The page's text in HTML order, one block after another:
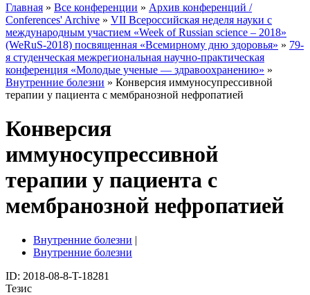
Главная » Все конференции » Архив конференций /
Conferences' Archive » VII Всероссийская неделя науки с
международным участием «Week of Russian science – 2018»
(WeRuS-2018) посвященная «Всемирному дню здоровья» » 79-
я студенческая межрегиональная научно-практическая
конференция «Молодые ученые — здравоохранению» »
Внутренние болезни » Конверсия иммуносупрессивной
терапии у пациента с мембранозной нефропатией
Конверсия
иммуносупрессивной
терапии у пациента с
мембранозной нефропатией
Внутренние болезни |
Внутренние болезни
ID: 2018-08-8-T-18281
Тезис